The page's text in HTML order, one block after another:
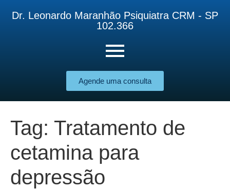
Dr. Leonardo Maranhão Psiquiatra CRM - SP
102.366
Agende uma consulta
Tag: Tratamento de
cetamina para
depressão